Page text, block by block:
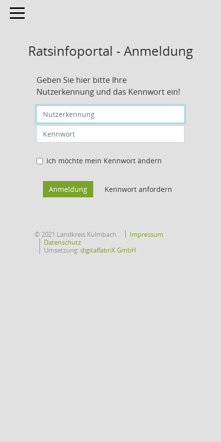
Toggle navigation
Ratsinfoportal - Anmeldung
Geben Sie hier bitte Ihre
Nutzerkennung und das Kennwort ein!
Nutzerkennung eingeben
Kennwort eingeben
Ich möchte mein Kennwort ändern
© 2021 Landkreis Kulmbach
Impressum
Datenschutz
Umsetzung:digitalfabriX GmbH